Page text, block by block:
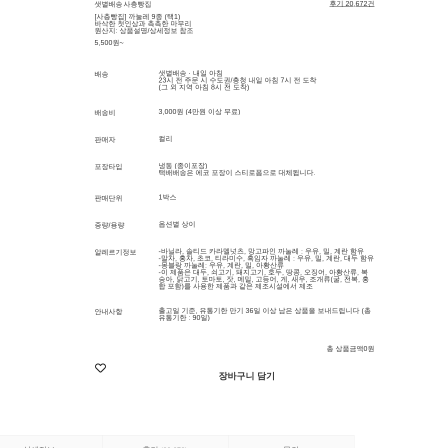
샛별배송사층빵집
후기 20,672건
[사층빵집] 까눌레 9종 (택1)
바삭한 첫인상과 촉촉한 마무리
원산지: 상품설명/상세정보 참조
5,500원~
배송
샛별배송 · 내일 아침
23시 전 주문 시 수도권/충청 내일 아침 7시 전 도착
(그 외 지역 아침 8시 전 도착)
배송비 3,000원 (4만원 이상 무료)
판매자 컬리
포장타입
냉동 (종이포장)
택배배송은 에코 포장이 스티로폼으로 대체됩니다.
판매단위 1박스
중량/용량 옵션별 상이
알레르기정보
-바닐라, 솔티드 카라멜넛츠, 망고파인 까눌레 : 우유, 밀, 계란 함유
-말차, 홍차, 초코, 티라미수, 흑임자 까눌레 : 우유, 밀, 계란, 대두 함유
-몽블랑 까눌레: 우유, 계란, 밀, 아황산류
-이 제품은 대두, 쇠고기, 돼지고기, 호두, 땅콩, 오징어, 아황산류, 복
숭아, 닭고기, 토마토, 잣, 메밀, 고등어, 게, 새우, 조개류(굴, 전복, 홍
합 포함)를 사용한 제품과 같은 제조시설에서 제조
안내사항
출고일 기준, 유통기한 만기 36일 이상 남은 상품을 보내드립니다 (총
유통기한 : 90일)
총 상품금액0원
장바구니 담기